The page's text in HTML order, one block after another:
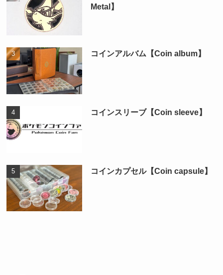
Metal】
コインアルバム【Coin album】
コインスリーブ【Coin sleeve】
コインカプセル【Coin capsule】